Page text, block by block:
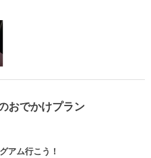
おでかけプラン
アム行こう！